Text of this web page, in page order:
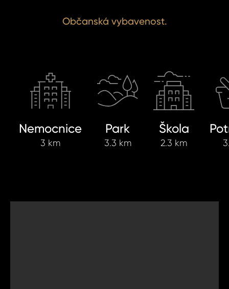
Občanská vybavenost.
Nemocnice
3 km
Park
3.3 km
Škola
2.3 km